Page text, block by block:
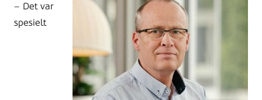
– Det var
spesielt